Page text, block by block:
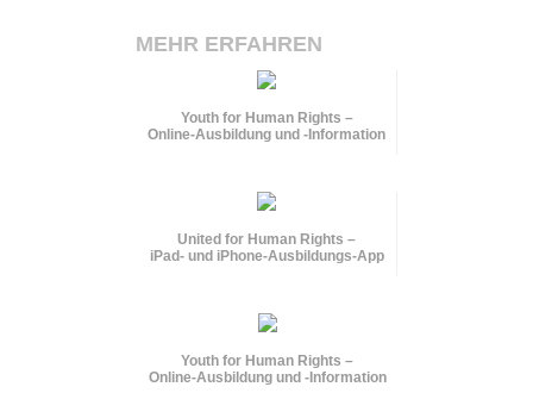
MEHR ERFAHREN
Youth for Human Rights –
Online-Ausbildung und-Information
United for Human Rights –
iPad- und iPhone-Ausbildungs-App
Youth for Human Rights –
Online-Ausbildung und -Information